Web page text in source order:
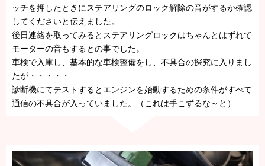
ッチを押したときにステアリングのロック解除の音がするか確認
してくださいと伝えました。
後日連絡を取ってみるとステアリングロックはちゃんとはずれて
モーターの音もするとの事でした。
車検で入庫し、基本的な車検整備をし、不具合の探究に入りまし
たが・・・・・
診断機にてテストするとエンジンを始動するための条件がすべて
通信の不具合が入っていました。（これは手こずるな～と）